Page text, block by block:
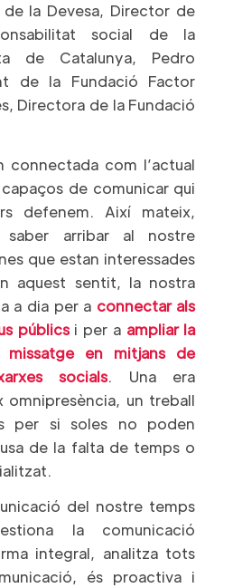
de la Devesa, Director de
social de la
de Catalunya, Pedro
de la Fundació Factor
Directora de la Fundació
connectada com l’actual
de comunicar qui
defenem. Així mateix,
saber arribar al nostre
que estan interessades
aquest sentit, la nostra
a dia per a connectar als
públicsi per a ampliar la
en mitjans de
socials. Una era
omnipresència, un treball
per si soles no poden
de la falta de temps o
del nostre temps
la comunicació
integral, analitza tots
és proactiva i